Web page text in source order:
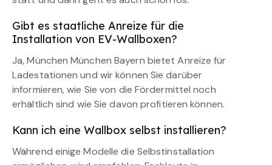
Gibt es staatliche Anreize für die
Installation von EV-Wallboxen?
Ja, München München Bayern bietet Anreize für
Ladestationen und wir können Sie darüber
informieren, wie Sie von die Fördermittel noch
erhältlich sind wie Sie davon profitieren können.
Kann ich eine Wallbox selbst installieren?
Während einige Modelle die Selbstinstallation